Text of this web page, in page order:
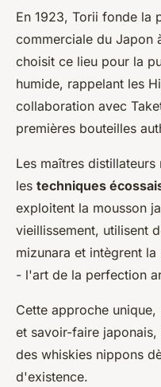
En 1923, Torii fonde la
commerciale du Japon
choisit ce lieu pour la
humide, rappelant les
collaboration avec
premières bouteilles
Les maîtres
les techniques
exploitent la mousson
vieillissement, utilisent
mizunara et intègrent
- l'art de la perfection
Cette approche
et savoir-faire
des whiskies nippons
d'existence.